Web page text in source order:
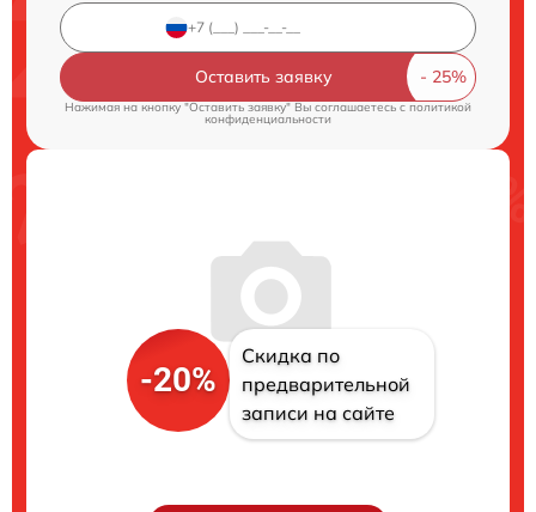
Оставить заявку
Нажимая на кнопку "Оставить заявку" Вы соглашаетесь cполитикой
конфиденциальности
-20%
Скидка по
предварительной
записи на сайте